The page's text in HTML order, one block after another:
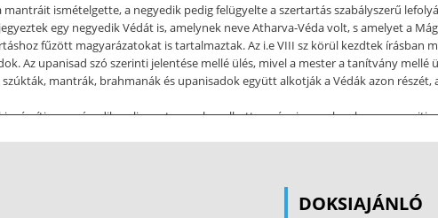
mantráit ismételgette, a negyedik pedig felügyelte a szertartás szabályszerű
egy negyedik Védát is, amelynek neve Atharva-Véda volt, s amelyet a
fűzött magyarázatokat is tartalmaztak. Az i.e VIII sz körül kezdtek írásban
Az upanisad szó szerinti jelentése mellé ülés, mivel a mester a tanítvány
mantrák, brahmanák és upanisadok együtt alkotják a Védák azon részét,
egy második – elismerten ember alkotta – rész is, amelynek neve szmriti,
ún. kasztrendszer A kaszt, eredetileg caste valójában a XVI századbeli portugál
DOKSIAJÁNLÓ